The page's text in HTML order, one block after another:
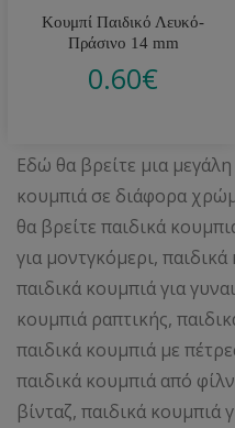
Κουμπί Παιδικό Λευκό-
Πράσινο 14 mm
0.60€
Εδώ θα βρείτε μια
κουμπιά σε διάφορα
θα βρείτε παιδικά
για μοντγκόμερι,
παιδικά κουμπιά για
κουμπιά ραπτικής,
παιδικά κουμπιά με
παιδικά κουμπιά από
βίνταζ, παιδικά κουμπιά